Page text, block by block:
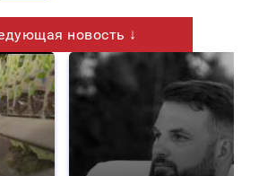
новость ↓